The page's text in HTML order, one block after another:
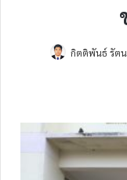
กิตติพันธ์ รัต